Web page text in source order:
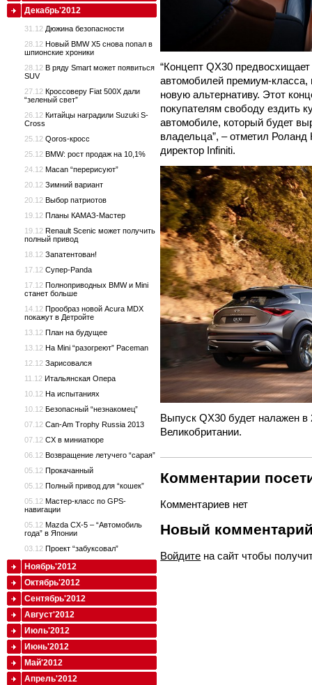
“Концепт QX30
автомобилей премиум-
новую альтернативу. Этот
покупателям свободу ездить
автомобиле, который будет
владельца”, – отметил
директор Infiniti.
Выпуск QX30 будет налажен в
Великобритании.
Комментарии
Комментариев нет
Новый
Войдите на сайт чтобы
Декабрь'2012
31.12 Дюжина безопасности
28.12 Новый BMW X5 снова попал в
шпионские хроники
28.12 В ряду Smart может появиться
SUV
27.12 Кроссоверу Fiat 500X дали
“зеленый свет”
26.12 Китайцы наградили Suzuki S-
Cross
25.12 Qoros-кросс
25.12 BMW: рост продаж на 10,1%
24.12 Macan “перерисуют”
20.12 Зимний вариант
20.12 Выбор патриотов
19.12 Планы КАМАЗ-Мастер
19.12 Renault Scenic может получить
полный привод
18.12 Запатентован!
17.12 Супер-Panda
17.12 Полноприводных BMW и Mini
станет больше
14.12 Прообраз новой Acura MDX
покажут в Детройте
13.12 План на будущее
13.12 На Mini “разогреют” Paceman
12.12 Зарисовался
11.12 Итальянская Опера
10.12 На испытаниях
10.12 Безопасный “незнакомец”
07.12 Can-Am Trophy Russia 2013
07.12 CX в миниатюре
06.12 Возвращение летучего “сарая”
05.12 Прокачанный
05.12 Полный привод для “кошек”
05.12 Мастер-класс по GPS-
навигации
05.12 Mazda CX-5 – “Автомобиль
года” в Японии
03.12 Проект “забуксовал”
Ноябрь'2012
Октябрь'2012
Сентябрь'2012
Август'2012
Июль'2012
Июнь'2012
Май'2012
Апрель'2012